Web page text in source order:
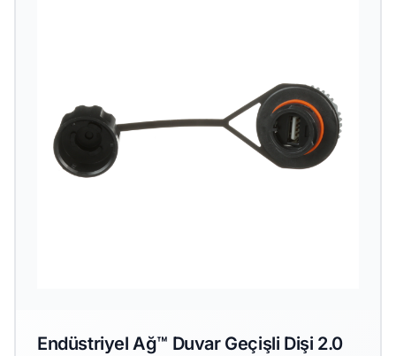
Endüstriyel Ağ™ Duvar Geçişli Dişi 2.0